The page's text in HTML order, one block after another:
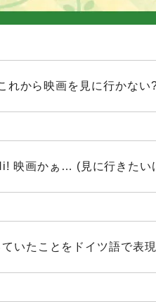
れから映画を見に行かない
映画かぁ… (見に行きたい
いたことをドイツ語で表